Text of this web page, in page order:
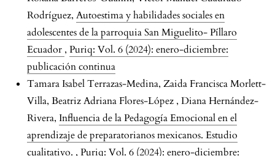
Rodríguez, Autoestima y habilidades sociales en
adolescentes de la parroquia San Miguelito- Píllaro
Ecuador , Puriq: Vol. 6 (2024): enero-diciembre:
publicación continua
Tamara Isabel Terrazas-Medina, Zaida Francisca Morlett-
Villa, Beatriz Adriana Flores-López , Diana Hernández-
Rivera, Influencia de la Pedagogía Emocional en el
aprendizaje de preparatorianos mexicanos. Estudio
cualitativo. , Puriq: Vol. 6 (2024): enero-diciembre: